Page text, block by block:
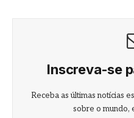
Inscreva-se
Receba as últimas notícias
sobre o mundo,